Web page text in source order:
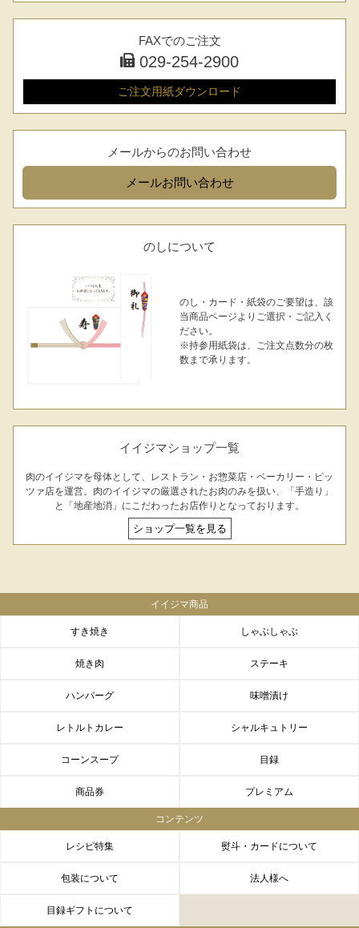
FAXでのご注文
029-254-2900
ご注文用紙ダウンロード
メールからのお問い合わせ
メールお問い合わせ
のしについて
のし・カード・紙袋のご要望は、該
当商品ページよりご選択・ご記入く
ださい。
※持参用紙袋は、ご注文点数分の枚
数まで承ります。
イイジマショップ一覧
肉のイイジマを母体として、レストラン・お惣菜店・ベーカリー・ピッ
ツァ店を運営。肉のイイジマの厳選されたお肉のみを扱い、「手造り」
と「地産地消」にこだわったお店作りとなっております。
ショップ一覧を見る
イイジマ商品
すき焼き しゃぶしゃぶ
焼き肉 ステーキ
ハンバーグ 味噌漬け
レトルトカレー シャルキュトリー
コーンスープ 目録
商品券 プレミアム
コンテンツ
レシピ特集 熨斗・カードについて
包装について 法人様へ
目録ギフトについて